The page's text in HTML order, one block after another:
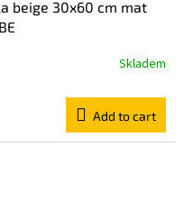
beige 30x60 cm mat
Skladem
Add to cart